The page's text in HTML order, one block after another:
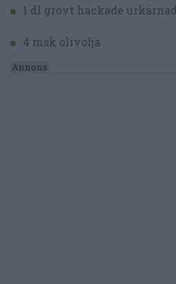
1 dl grovt hackade
4 msk olivolja